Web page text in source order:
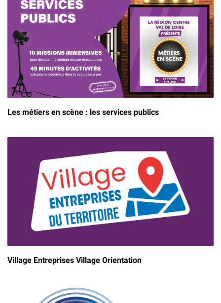
Les métiers en scène : les services publics
Village Entreprises Village Orientation